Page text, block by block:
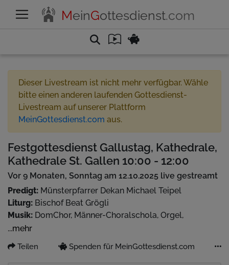
MeinGottesdienst.com
Dieser Livestream ist nicht mehr verfügbar. Wähle
bitte einen anderen laufenden Gottesdienst-
Livestream auf unserer Plattform
MeinGottesdienst.com aus.
Festgottesdienst Gallustag, Kathedrale,
Kathedrale St. Gallen 10:00 - 12:00
Vor 9 Monaten, Sonntag am 12.10.2025 live gestreamt
Predigt: Münsterpfarrer Dekan Michael Teipel
Liturg: Bischof Beat Grögli
Musik: DomChor, Männer-Choralschola, Orgel,
Kantorengesänge
...mehr
Teilen Spenden für MeinGottesdienst.com